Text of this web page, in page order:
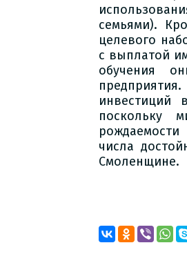
семьями).
целевого
с выплатой
обучения
инвестиций
поскольку
числа
Смоленщине.